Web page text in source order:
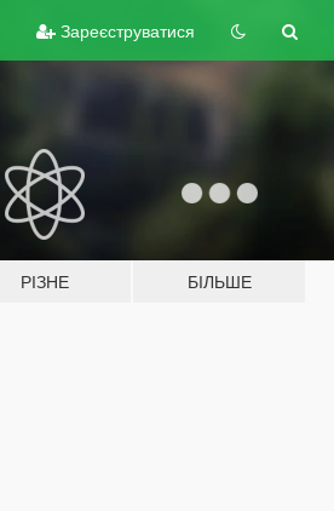
Зареєструватися
РІЗНЕ БІЛЬШЕ